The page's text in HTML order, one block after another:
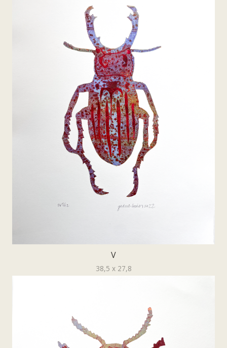
V
38,5 x 27,8